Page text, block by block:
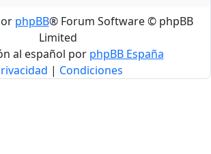
phpBB® Forum Software © phpBB
Limited
al español por phpBB España
| Condiciones